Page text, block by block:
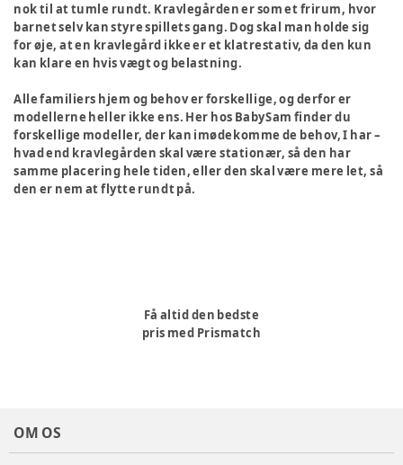
nok til at tumle rundt. Kravlegården er som et frirum, hvor
barnet selv kan styre spillets gang. Dog skal man holde sig
for øje, at en kravlegård ikke er et klatrestativ, da den kun
kan klare en hvis vægt og belastning.
Alle familiers hjem og behov er forskellige, og derfor er
modellerne heller ikke ens. Her hos BabySam finder du
forskellige modeller, der kan imødekomme de behov, I har –
hvad end kravlegården skal være stationær, så den har
samme placering hele tiden, eller den skal være mere let, så
den er nem at flytte rundt på.
Få altid den bedste
pris med Prismatch
OM OS